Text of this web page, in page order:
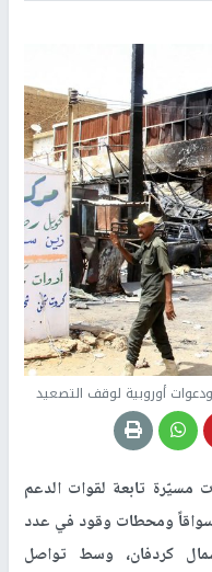
أوروبية لوقف التصعيد
مسيّرة تابعة لقوات الدعم
ومحطات وقود في عدد
كردفان، وسط تواصل